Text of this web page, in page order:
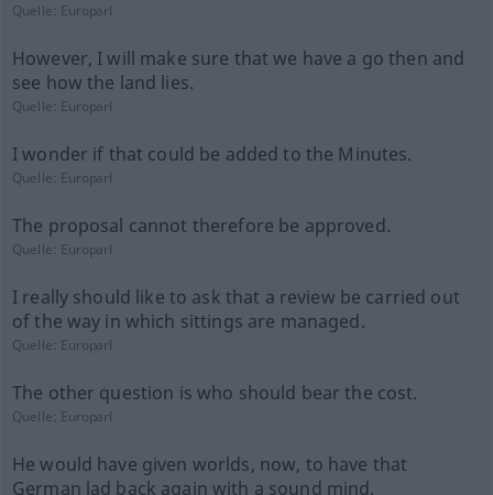
Quelle: Europarl
However, I will make sure that we have a go then and
see how the land lies.
Quelle: Europarl
I wonder if that could be added to the Minutes.
Quelle: Europarl
The proposal cannot therefore be approved.
Quelle: Europarl
I really should like to ask that a review be carried out
of the way in which sittings are managed.
Quelle: Europarl
The other question is who should bear the cost.
Quelle: Europarl
He would have given worlds, now, to have that
German lad back again with a sound mind.